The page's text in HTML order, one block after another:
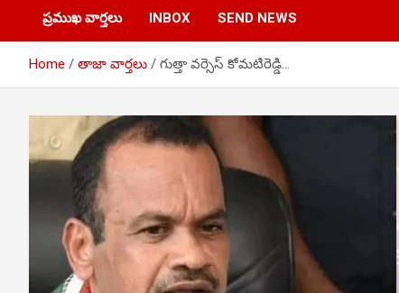
ప్రముఖ వార్తలు INBOX SEND NEWS
Home తాజా వార్తలు గుత్తా వర్సెస్ కోమటిరెడ్డి…